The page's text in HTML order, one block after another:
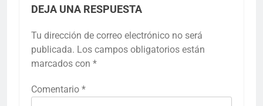
DEJA UNA RESPUESTA
Tu dirección de correo electrónico no será
publicada. Los campos obligatorios están
marcados con *
Comentario *